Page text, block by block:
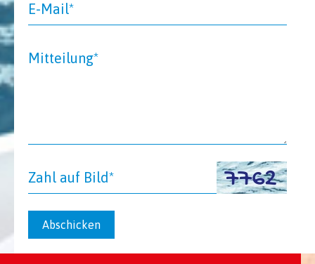
E-Mail*
Mitteilung*
Zahl auf Bild*
Abschicken